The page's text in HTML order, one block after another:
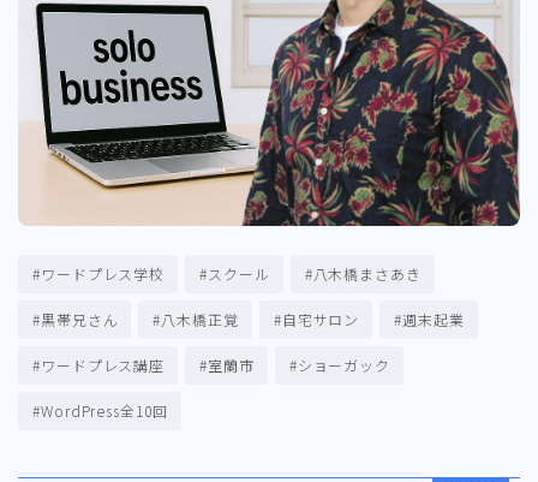
#ワードプレス学校 #スクール #八木橋まさあき
#黒帯兄さん #八木橋正覚 #自宅サロン #週末起業
#ワードプレス講座 #室蘭市 #ショーガック
#WordPress全10回